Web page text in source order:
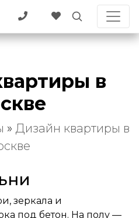
в
» Дизайн квартиры в
зеркала и
под бетон. На полу —